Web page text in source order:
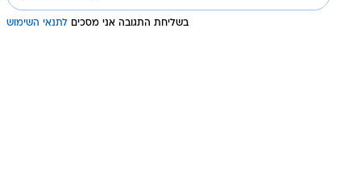
בשליחת התגובה אני מסכים לתנאי השימוש